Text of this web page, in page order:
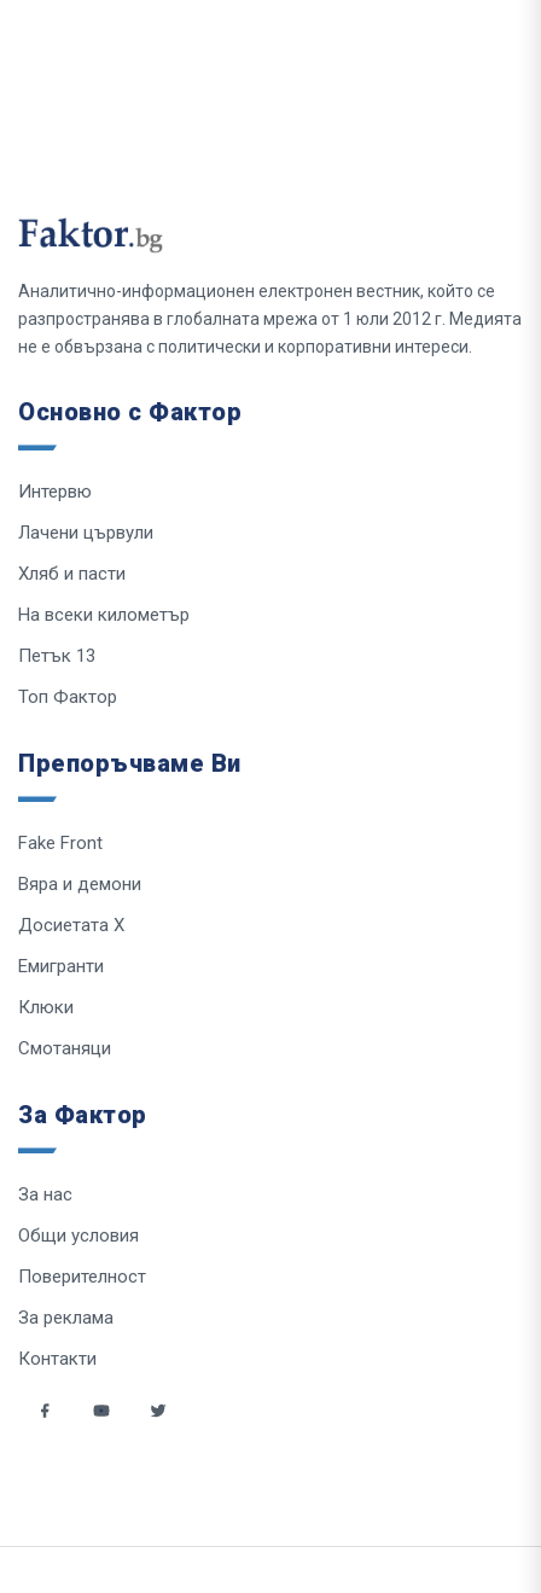
Аналитично-информационен електронен вестник, който се
разпространява в глобалната мрежа от 1 юли 2012 г. Медията
не е обвързана с политически и корпоративни интереси.
Основно с Фактор
Интервю
Лачени цървули
Хляб и пасти
На всеки километър
Петък 13
Топ Фактор
Препоръчваме Ви
Fake Front
Вяра и демони
Досиетата Х
Емигранти
Клюки
Смотаняци
За Фактор
За нас
Общи условия
Поверителност
За реклама
Контакти